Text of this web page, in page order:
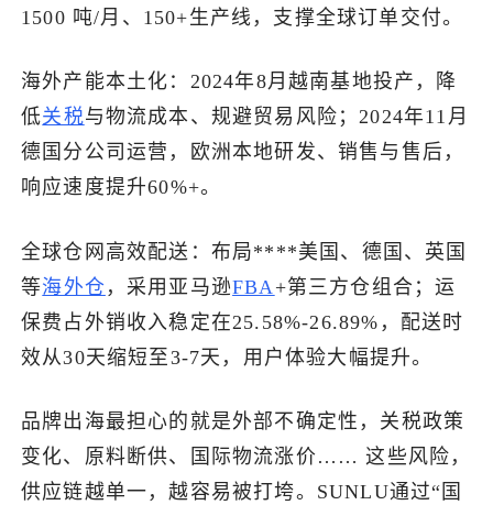
1500 吨/月、150+生产线，支撑全球订单交付。
海外产能本土化：2024年8月越南基地投产，降
低关税与物流成本、规避贸易风险；2024年11月
德国分公司运营，欧洲本地研发、销售与售后，
响应速度提升60%+。
全球仓网高效配送：布局****美国、德国、英国
等海外仓 ，采用亚马逊FBA +第三方仓组合；运
保费占外销收入稳定在25.58%-26.89%，配送时
效从30天缩短至3-7天，用户体验大幅提升。
品牌出海最担心的就是外部不确定性，关税政策
变化、原料断供、国际物流涨价…… 这些风险，
供应链越单一，越容易被打垮。SUNLU通过“国